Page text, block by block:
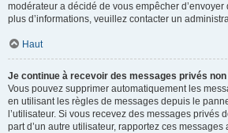
modérateur a décidé de vous empêcher
plus d’informations, veuillez contacter un
Haut
Je continue à recevoir des messages privés
Vous pouvez supprimer automatiquement les
en utilisant les règles de messages depuis le
l’utilisateur. Si vous recevez des messages privés
part d’un autre utilisateur, rapportez ces messages